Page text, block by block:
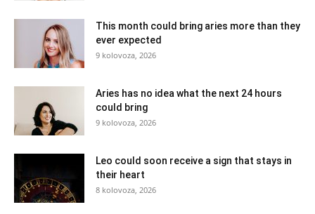
This month could bring aries more than they
ever expected
9 kolovoza, 2026
Aries has no idea what the next 24 hours
could bring
9 kolovoza, 2026
Leo could soon receive a sign that stays in
their heart
8 kolovoza, 2026